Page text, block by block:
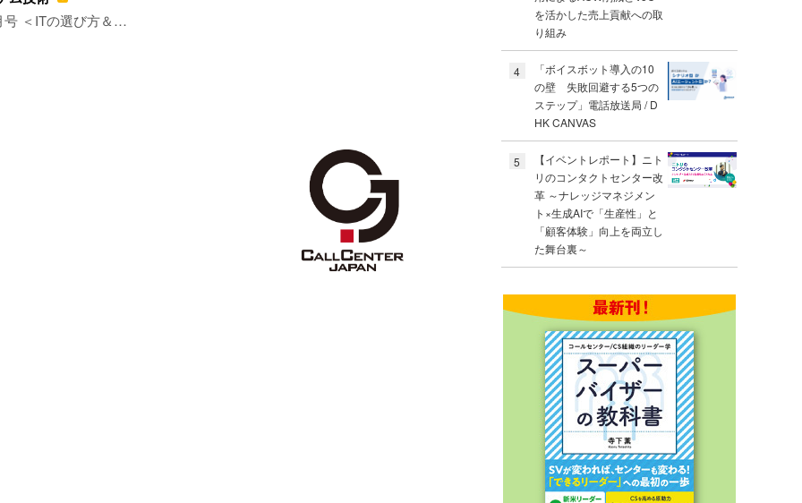
号 ＜ITの選び方＆…
を活かした売上貢献への取
り組み
4
「ボイスボット導入の10
の壁 失敗回避する5つの
ステップ」電話放送局 / D
HK CANVAS
5
【イベントレポート】ニト
リのコンタクトセンター改
革 ～ナレッジマネジメン
ト×生成AIで「生産性」と
「顧客体験」向上を両立し
た舞台裏～